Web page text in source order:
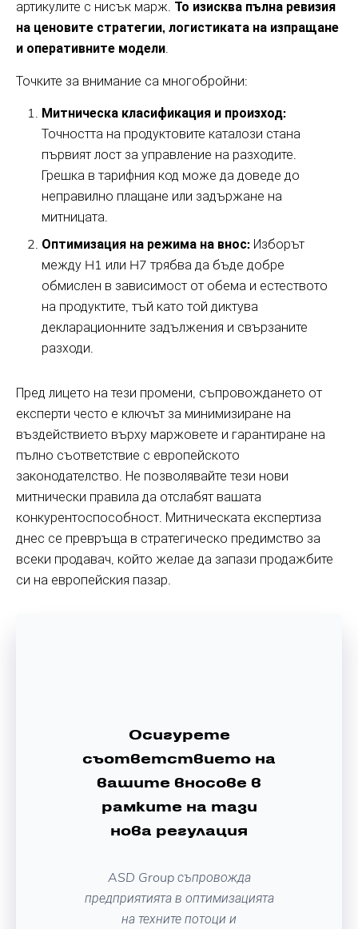
артикулите с нисък марж. То изисква пълна ревизия
на ценовите стратегии, логистиката на изпращане
и оперативните модели.
Точките за внимание са многобройни:
Митническа класификация и произход:
Точността на продуктовите каталози стана
първият лост за управление на разходите.
Грешка в тарифния код може да доведе до
неправилно плащане или задържане на
митницата.
Оптимизация на режима на внос: Изборът
между H1 или H7 трябва да бъде добре
обмислен в зависимост от обема и естеството
на продуктите, тъй като той диктува
декларационните задължения и свързаните
разходи.
Пред лицето на тези промени, съпровождането от
експерти често е ключът за минимизиране на
въздействието върху маржовете и гарантиране на
пълно съответствие с европейското
законодателство. Не позволявайте тези нови
митнически правила да отслабят вашата
конкурентоспособност. Митническата експертиза
днес се превръща в стратегическо предимство за
всеки продавач, който желае да запази продажбите
си на европейския пазар.
Осигурете
съответствието на
вашите вносове в
рамките на тази
нова регулация
ASD Group съпровожда
предприятията в оптимизацията
на техните потоци и